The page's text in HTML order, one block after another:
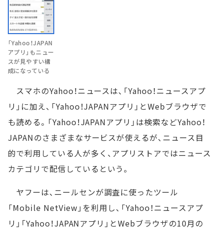
「Yahoo！JAPAN
アプリ」もニュー
スが見やすい構
成になっている
スマホのYahoo！ニュースは、「Yahoo！ニュースアプ
リ」に加え、「Yahoo！JAPANアプリ」とWebブラウザで
も読める。「Yahoo！JAPANアプリ」は検索などYahoo！
JAPANのさまざまなサービスが使えるが、ニュース目
的で利用している人が多く、アプリストアではニュース
カテゴリで配信しているという。
ヤフーは、ニールセンが調査に使ったツール
「Mobile NetView」を利用し、「Yahoo！ニュースアプ
リ」「Yahoo！JAPANアプリ」とWebブラウザの10月の